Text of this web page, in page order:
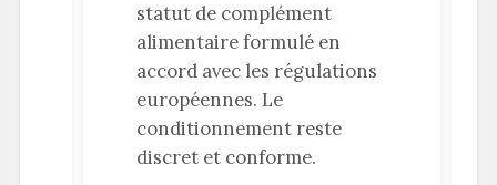
statut de complément
alimentaire formulé en
accord avec les régulations
européennes. Le
conditionnement reste
discret et conforme.